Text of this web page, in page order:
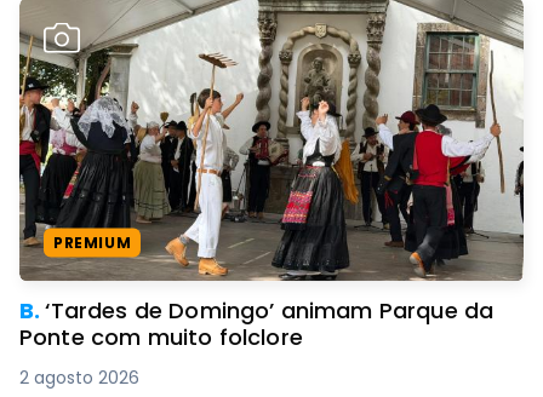
PREMIUM
B.‘Tardes de Domingo’ animam Parque da
Ponte com muito folclore
2 agosto 2026